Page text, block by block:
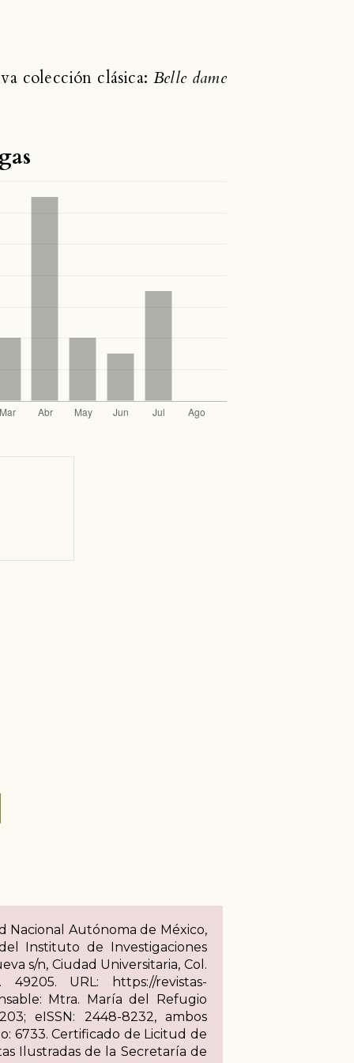
colección clásica: Belle dame
Nacional Autónoma de México,
Instituto de Investigaciones
s/n, Ciudad Universitaria, Col.
URL: https://revistas-
Mtra. María del Refugio
eISSN: 2448-8232, ambos
6733. Certificado de Licitud de
Ilustradas de la Secretaría de